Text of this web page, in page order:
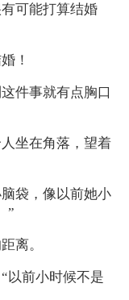
可能打算结婚
！
件事就有点胸口
坐在角落，望着
袋，像以前她小
”
离。
以前小时候不是